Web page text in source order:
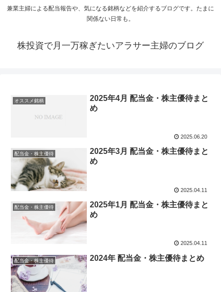
兼業主婦による配当報告や、気になる銘柄などを紹介するブログです。たまに
関係ない日常も。
株投資で月一万稼ぎたいアラサー主婦のブログ
オススメ銘柄
2025年4月 配当金・株主優待まと
め
2025.06.20
配当金・株主優待
2025年3月 配当金・株主優待まと
め
2025.04.11
配当金・株主優待
2025年1月 配当金・株主優待まと
め
2025.04.11
配当金・株主優待 2024年 配当金・株主優待まとめ